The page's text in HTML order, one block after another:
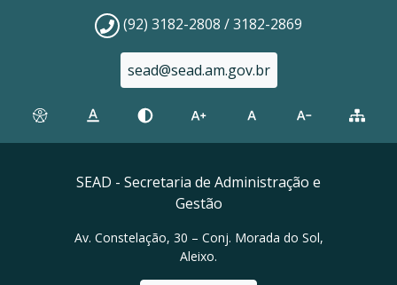
(92) 3182-2808 / 3182-2869
sead@sead.am.gov.br
SEAD - Secretaria de Administração e
Gestão
Av. Constelação, 30 – Conj. Morada do Sol,
Aleixo.